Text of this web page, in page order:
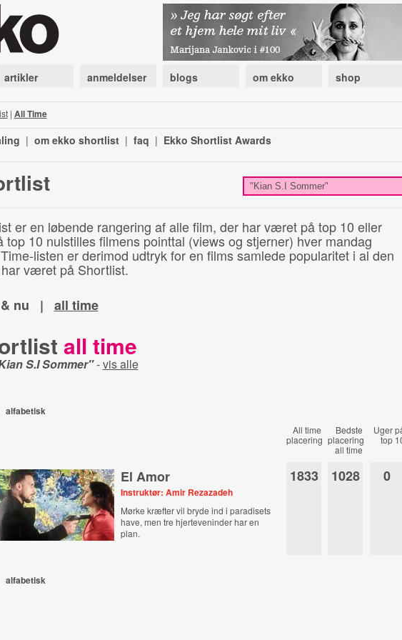
artikler anmeldelser blogs om ekko shop
| All Time
| om ekko shortlist | faq | Ekko Shortlist Awards
er en løbende rangering af alle film, der har været på top 10 eller
top 10 nulstilles filmens pointtal (views og stjerner) hver mandag
listen er derimod udtryk for en films samlede popularitet i al den
været på Shortlist.
nu | all time
all time
S.I Sommer"-vis alle
alfabetisk
All time
placering
Bedste
placering
all time
Uger
top
El Amor
Instruktør: Amir Rezazadeh
Mørke kræfter vil bryde ind i paradisets
have, men tre hjerteveninder har en
plan.
1833 1028 0
alfabetisk